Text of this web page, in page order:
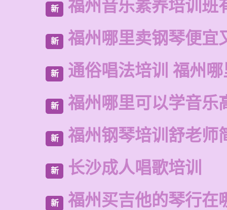
新 福州音乐素养培训班
新 福州哪里卖钢琴便宜
新 通俗唱法培训 福州
新 福州哪里可以学音乐
新 福州钢琴培训舒老师
新 长沙成人唱歌培训
新 福州买吉他的琴行在